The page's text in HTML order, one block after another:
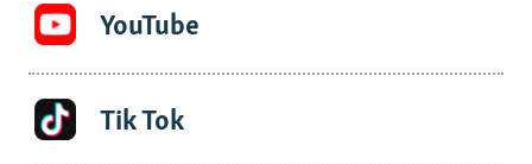
YouTube
Tik Tok